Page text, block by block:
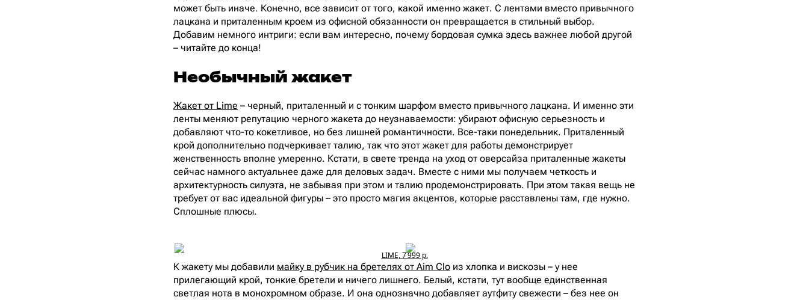
может быть иначе. Конечно, все зависит от того, какой именно жакет. С лентами вместо привычного
лацкана и приталенным кроем из офисной обязанности он превращается в стильный выбор.
Добавим немного интриги: если вам интересно, почему бордовая сумка здесь важнее любой другой
– читайте до конца!
Необычный жакет
Жакет от Lime – черный, приталенный и с тонким шарфом вместо привычного лацкана. И именно эти
ленты меняют репутацию черного жакета до неузнаваемости: убирают офисную серьезность и
добавляют что-то кокетливое, но без лишней романтичности. Все-таки понедельник. Приталенный
крой дополнительно подчеркивает талию, так что этот жакет для работы демонстрирует
женственность вполне умеренно. Кстати, в свете тренда на уход от оверсайза приталенные жакеты
сейчас намного актуальнее даже для деловых задач. Вместе с ними мы получаем четкость и
архитектурность силуэта, не забывая при этом и талию продемонстрировать. При этом такая вещь не
требует от вас идеальной фигуры – это просто магия акцентов, которые расставлены там, где нужно.
Сплошные плюсы.
LIME, 7 999 р.
К жакету мы добавили майку в рубчик на бретелях от Aim Clo из хлопка и вискозы – у нее
прилегающий крой, тонкие бретели и ничего лишнего. Белый, кстати, тут вообще единственная
светлая нота в монохромном образе. И она однозначно добавляет аутфиту свежести – без нее он